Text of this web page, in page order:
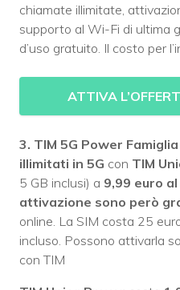
chiamate illimitate,
supporto al Wi-Fi di ultima
d’uso gratuito. Il costo per
ATTIVA
3. TIM 5G Power Famiglia
illimitati in 5G con TIM
5 GB inclusi) a 9,99 euro
attivazione sono però
online. La SIM costa 25
incluso. Possono attivarla
con TIM